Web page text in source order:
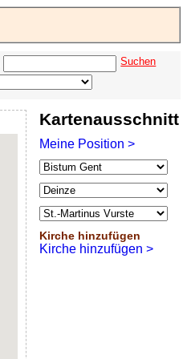
Suchen
Offenbarung
der Apokalypse
des Johannes
Kartenausschnitt
Meine Position >
Kirche hinzufügen
Kirche hinzufügen >